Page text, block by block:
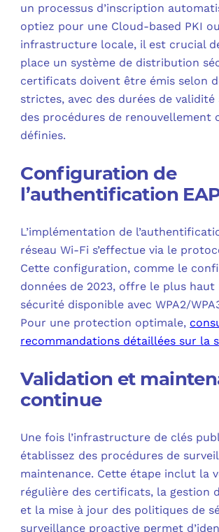
un processus d’inscription
optiez pour une Cloud-based PKI
infrastructure locale, il est crucial
place un système de distribution
certificats doivent être émis selon
strictes, avec des durées de
des procédures de renouvellement
définies.
Configuration de
l’authentification
L’implémentation de
réseau Wi-Fi s’effectue via le
Cette configuration, comme le
données de 2023, offre le plus haut
sécurité disponible avec WPA2/
Pour une protection optimale,
recommandations détaillées sur la
Validation et
continue
Une fois l’infrastructure de clés
établissez des procédures de
maintenance. Cette étape inclut la
régulière des certificats, la gestion
et la mise à jour des politiques de
surveillance proactive permet